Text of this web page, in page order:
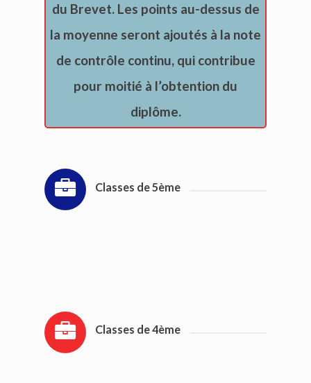
du Brevet. Les points au-dessus de
la moyenne seront ajoutés à la note
de contrôle continu, qui contribue
pour moitié à l’obtention du
diplôme.
Classes de 5ème
Classes de 4ème